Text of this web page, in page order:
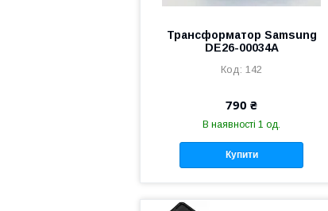
Трансформатор Samsung
DE26-00034A
142
790 ₴
В наявності 1 од.
Купити